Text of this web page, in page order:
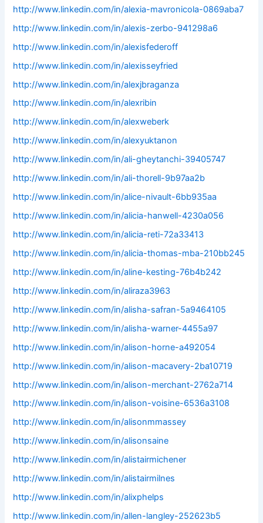
http://www.linkedin.com/in/alexia-mavronicola-0869aba7
http://www.linkedin.com/in/alexis-zerbo-941298a6
http://www.linkedin.com/in/alexisfederoff
http://www.linkedin.com/in/alexisseyfried
http://www.linkedin.com/in/alexjbraganza
http://www.linkedin.com/in/alexribin
http://www.linkedin.com/in/alexweberk
http://www.linkedin.com/in/alexyuktanon
http://www.linkedin.com/in/ali-gheytanchi-39405747
http://www.linkedin.com/in/ali-thorell-9b97aa2b
http://www.linkedin.com/in/alice-nivault-6bb935aa
http://www.linkedin.com/in/alicia-hanwell-4230a056
http://www.linkedin.com/in/alicia-reti-72a33413
http://www.linkedin.com/in/alicia-thomas-mba-210bb245
http://www.linkedin.com/in/aline-kesting-76b4b242
http://www.linkedin.com/in/aliraza3963
http://www.linkedin.com/in/alisha-safran-5a9464105
http://www.linkedin.com/in/alisha-warner-4455a97
http://www.linkedin.com/in/alison-horne-a492054
http://www.linkedin.com/in/alison-macavery-2ba10719
http://www.linkedin.com/in/alison-merchant-2762a714
http://www.linkedin.com/in/alison-voisine-6536a3108
http://www.linkedin.com/in/alisonmmassey
http://www.linkedin.com/in/alisonsaine
http://www.linkedin.com/in/alistairmichener
http://www.linkedin.com/in/alistairmilnes
http://www.linkedin.com/in/alixphelps
http://www.linkedin.com/in/allen-langley-252623b5